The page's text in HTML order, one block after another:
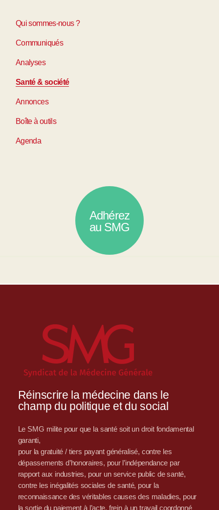
Qui sommes-nous ?
Communiqués
Analyses
Santé & société
Annonces
Boîte à outils
Agenda
Adhérez
au SMG
Réinscrire la médecine dans le
champ du politique et du social
Le SMG milite pour que la santé soit un droit fondamental
garanti,
pour la gratuité / tiers payant généralisé, contre les
dépassements d’honoraires, pour l’indépendance par
rapport aux industries, pour un service public de santé,
contre les inégalités sociales de santé, pour la
reconnaissance des véritables causes des maladies, pour
la sortie du paiement à l’acte, frein à un travail coordonné